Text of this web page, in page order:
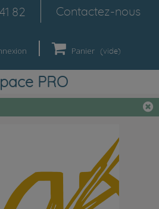
82 Contactez-nous
Panier (vide)
PRO